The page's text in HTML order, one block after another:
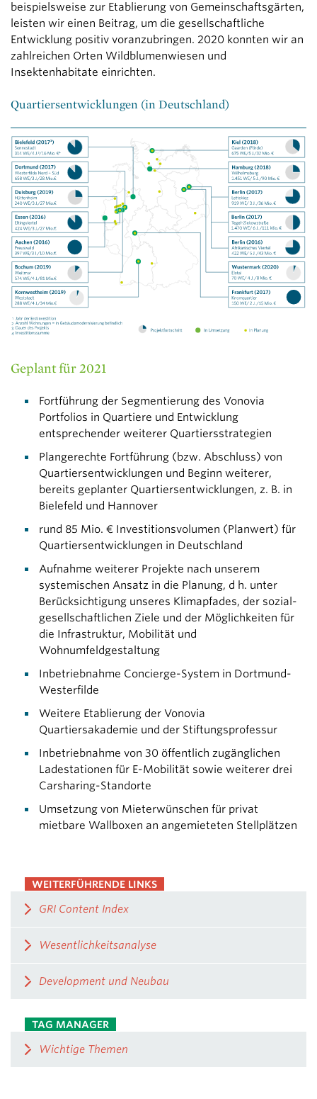
WEITERFÜHRENDE LINKS
GRI Content Index
Wesentlichkeitsanalyse
Development und Neubau
TAG MANAGER
Wichtige Themen
beispielsweise zur Etablierung von Gemeinschaftsgärten,
leisten wir einen Beitrag, um die gesellschaftliche
Entwicklung positiv voranzubringen. 2020 konnten wir an
zahlreichen Orten Wildblumenwiesen und
Insektenhabitate einrichten.
Quartiersentwicklungen (in Deutschland)
Geplant für 2021
Fortführung der Segmentierung des Vonovia
Portfolios in Quartiere und Entwicklung
entsprechender weiterer Quartiersstrategien
Plangerechte Fortführung (bzw. Abschluss) von
Quartiersentwicklungen und Beginn weiterer,
bereits geplanter Quartiersentwicklungen, z. B. in
Bielefeld und Hannover
rund 85 Mio. € Investitionsvolumen (Planwert) für
Quartiersentwicklungen in Deutschland
Aufnahme weiterer Projekte nach unserem
systemischen Ansatz in die Planung, d h. unter
Berücksichtigung unseres Klimapfades, der sozial-
gesellschaftlichen Ziele und der Möglichkeiten für
die Infrastruktur, Mobilität und
Wohnumfeldgestaltung
Inbetriebnahme Concierge-System in Dortmund-
Westerfilde
Weitere Etablierung der Vonovia
Quartiersakademie und der Stiftungsprofessur
Inbetriebnahme von 30 öffentlich zugänglichen
Ladestationen für E-Mobilität sowie weiterer drei
Carsharing-Standorte
Umsetzung von Mieterwünschen für privat
mietbare Wallboxen an angemieteten Stellplätzen